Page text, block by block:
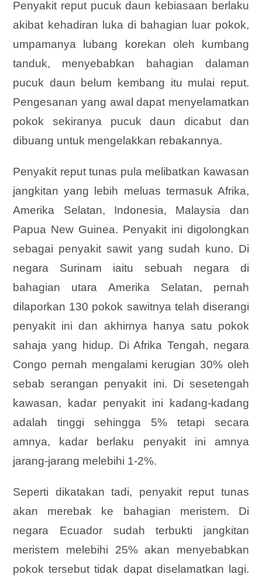
Penyakit reput pucuk daun kebiasaan berlaku
akibat kehadiran luka di bahagian luar pokok,
umpamanya lubang korekan oleh kumbang
tanduk, menyebabkan bahagian dalaman
pucuk daun belum kembang itu mulai reput.
Pengesanan yang awal dapat menyelamatkan
pokok sekiranya pucuk daun dicabut dan
dibuang untuk mengelakkan rebakannya.
Penyakit reput tunas pula melibatkan kawasan
jangkitan yang lebih meluas termasuk Afrika,
Amerika Selatan, Indonesia, Malaysia dan
Papua New Guinea. Penyakit ini digolongkan
sebagai penyakit sawit yang sudah kuno. Di
negara Surinam iaitu sebuah negara di
bahagian utara Amerika Selatan, pernah
dilaporkan 130 pokok sawitnya telah diserangi
penyakit ini dan akhirnya hanya satu pokok
sahaja yang hidup. Di Afrika Tengah, negara
Congo pernah mengalami kerugian 30% oleh
sebab serangan penyakit ini. Di sesetengah
kawasan, kadar penyakit ini kadang-kadang
adalah tinggi sehingga 5% tetapi secara
amnya, kadar berlaku penyakit ini amnya
jarang-jarang melebihi 1-2%.
Seperti dikatakan tadi, penyakit reput tunas
akan merebak ke bahagian meristem. Di
negara Ecuador sudah terbukti jangkitan
meristem melebihi 25% akan menyebabkan
pokok tersebut tidak dapat diselamatkan lagi.